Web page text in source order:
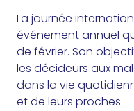
La journée
événement annuel
de février. Son
les décideurs aux
dans la vie
et de leurs proches.